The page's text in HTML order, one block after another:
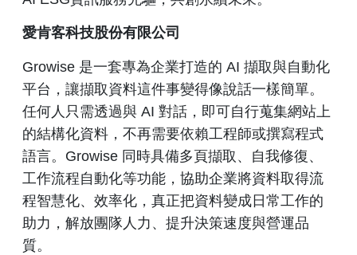
愛肯客科技股份有限公司
Growise 是一套專為企業打造的 AI 擷取與自動化
平台，讓擷取資料這件事變得像說話一樣簡單。
任何人只需透過與 AI 對話，即可自行蒐集網站上
的結構化資料，不再需要依賴工程師或撰寫程式
語言。Growise 同時具備多頁擷取、自我修復、
工作流程自動化等功能，協助企業將資料取得流
程智慧化、效率化，真正把資料變成日常工作的
助力，解放團隊人力、提升決策速度與營運品
質。